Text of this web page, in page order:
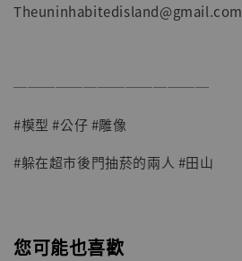
Theuninhabitedisland@gmail.com
──────────────
#模型 #公仔 #雕像
#躲在超市後門抽菸的兩人 #田山
您可能也喜歡